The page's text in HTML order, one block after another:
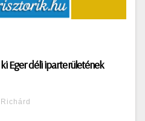
Eger déli iparterületének